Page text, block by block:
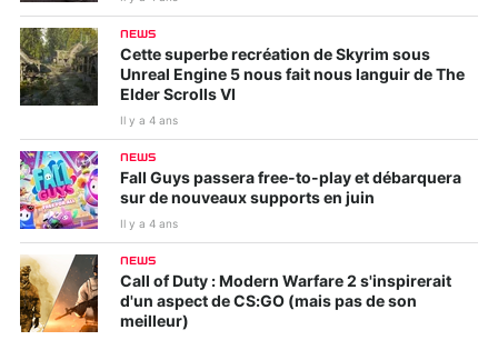
NEWS
Cette superbe recréation de Skyrim sous
Unreal Engine 5 nous fait nous languir de The
Elder Scrolls VI
Il y a 4 ans
NEWS
Fall Guys passera free-to-play et débarquera
sur de nouveaux supports en juin
Il y a 4 ans
NEWS
Call of Duty : Modern Warfare 2 s'inspirerait
d'un aspect de CS:GO (mais pas de son
meilleur)